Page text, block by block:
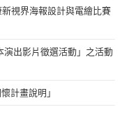
視界海報設計與電繪比賽
出影片徵選活動」之活動
計畫說明」